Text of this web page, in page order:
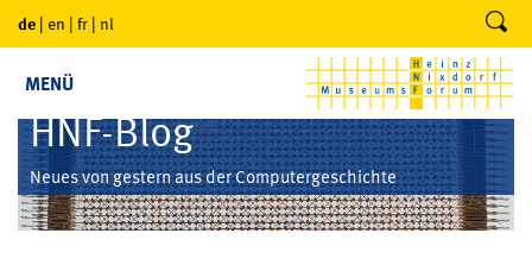
de | en | fr | nl
MENÜ
HNF-Blog
Neues von gestern aus der Computergeschichte